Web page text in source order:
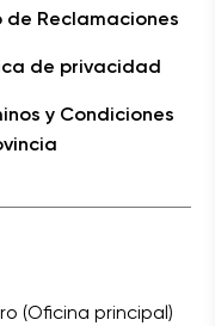
de Reclamaciones
de privacidad
y Condiciones
(Oficina principal)